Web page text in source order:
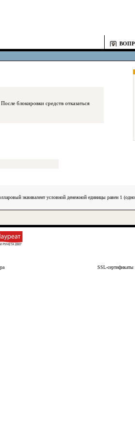
эквивалент условной денежной единицы равен 1
SSL-сертификаты